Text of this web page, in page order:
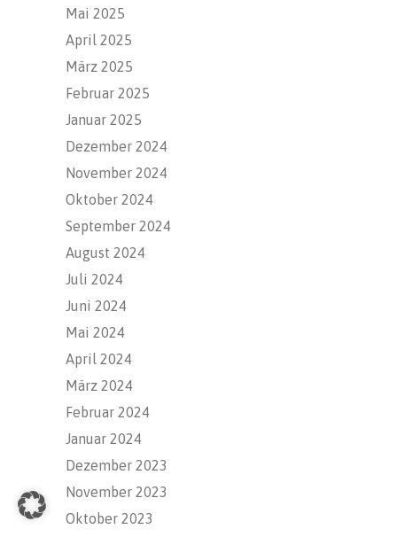
Mai 2025
April 2025
März 2025
Februar 2025
Januar 2025
Dezember 2024
November 2024
Oktober 2024
September 2024
August 2024
Juli 2024
Juni 2024
Mai 2024
April 2024
März 2024
Februar 2024
Januar 2024
Dezember 2023
November 2023
Oktober 2023